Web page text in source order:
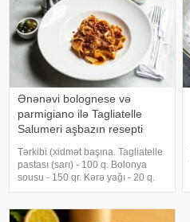
Ənənəvi bolognese və
parmigiano ilə Tagliatelle
Salumeri aşbazın resepti
Tərkibi (xidmət başına. Tagliatelle
pastası (sarı) - 100 q. Bolonya
sousu - 150 qr. Kərə yağı - 20 q.
Əlavə zeytun yağı - 10 q.
duz - 0,2 q. Qara bibər qarğıdalı -